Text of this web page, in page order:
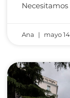
Ana mayo